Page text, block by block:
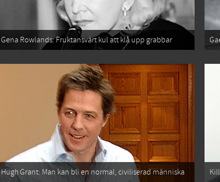
Gena Rowlands: Fruktansvärt kul att klå upp grabbar
Hugh Grant: Man kan bli en normal, civiliserad människa